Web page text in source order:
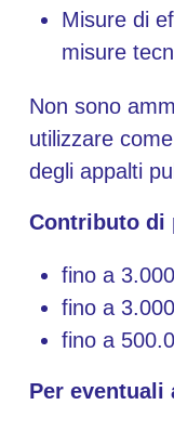
Misure di
misure
Non sono
utilizzare
degli appalti
Contributo di
fino a
fino a
fino a
Per eventuali